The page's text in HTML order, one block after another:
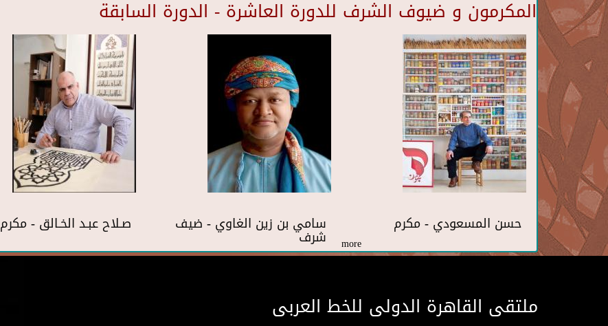
المكرمون و ضيوف الشرف للدورة العاشرة - الدورة السابقة
صـلاح عبـد الخـالق - مكرم سامي بن زين الغاوي - ضيف
شرف
حسن المسعودي - مكرم
more
ملتقى القاهرة الدولى للخط العربى